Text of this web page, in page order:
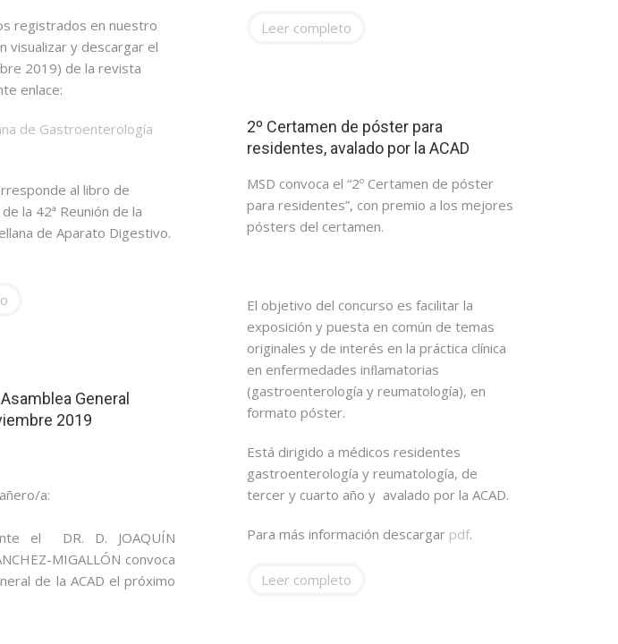
registrados en nuestro
visualizar y descargar el
2019) de la revista
enlace:
de Gastroenterología
al libro de
la 42ª Reunión de la
de Aparato Digestivo.
Leer completo
General
2019
a:
el DR. D. JOAQUÍN
MIGALLÓN convoca
de la ACAD el próximo
2º Certamen de póster para
residentes, avalado por la ACAD
MSD convoca el “2º Certamen de póster
para residentes”, con premio a los mejores
pósters del certamen.
El objetivo del concurso es facilitar la
exposición y puesta en común de temas
originales y de interés en la práctica clínica
en enfermedades inﬂamatorias
(gastroenterología y reumatología), en
formato póster.
Está dirigido a médicos residentes
gastroenterología y reumatología, de
tercer y cuarto año y avalado por la ACAD.
Para más información descargar pdf.
Leer completo